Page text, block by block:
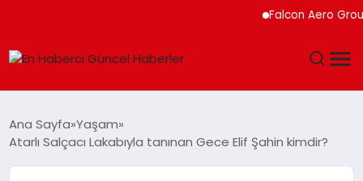
Falcon Aero
Ana Sayfa Yaşam
Atarlı Salçacı Lakabıyla tanınan Gece Elif Şahin kimdir?